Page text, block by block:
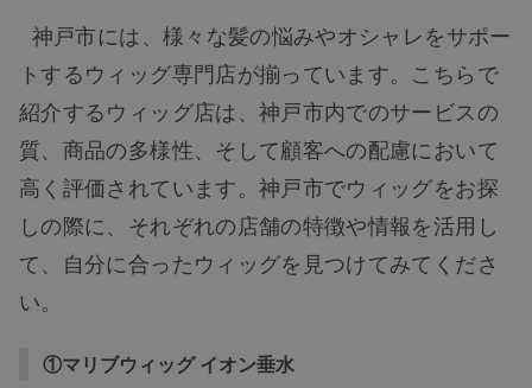
神戸市には、様々な髪の悩みやオシャレをサポー
トするウィッグ専門店が揃っています。こちらで
紹介するウィッグ店は、神戸市内でのサービスの
質、商品の多様性、そして顧客への配慮において
高く評価されています。神戸市でウィッグをお探
しの際に、それぞれの店舗の特徴や情報を活用し
て、自分に合ったウィッグを見つけてみてくださ
い。
①マリブウィッグ イオン垂水